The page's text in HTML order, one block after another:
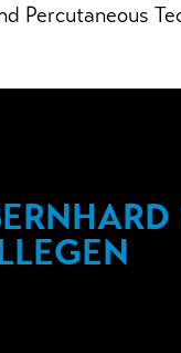
Percutaneous